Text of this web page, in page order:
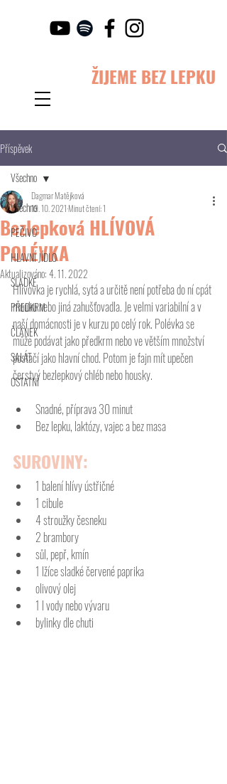
ŽIJEME BEZ LEPKU
Příspěvek
Všechno
PEČIVO
HLAVNÍ JÍDLO
SLADKÉ
PŘEDKRM
ČLÁNEK
SALÁT
OSTATNÍ
Všechno
Bezlepková HLÍVOVÁ
POLÉVKA
Dagmar Matějková
19. 10. 2021Minut čtení: 1
Aktualizováno:4. 11. 2022
Hlívovka je rychlá, sytá a určitě není potřeba do ní cpát
mouku nebo jiná zahušťovadla. Je velmi variabilní a v
naší domácnosti je v kurzu po celý rok. Polévka se
může podávat jako předkrm nebo ve větším množství
postačí jako hlavní chod. Potom je fajn mít upečen
čerstvý bezlepkový chléb nebo housky.
Snadné, příprava 30 minut
Bez lepku, laktózy, vajec a bez masa
SUROVINY:
1 balení hlívy ústřičné
1 cibule
4 stroužky česneku
2 brambory
sůl, pepř, kmín
1 lžíce sladké červené paprika
olivový olej
1 l vody nebo vývaru
bylinky dle chuti